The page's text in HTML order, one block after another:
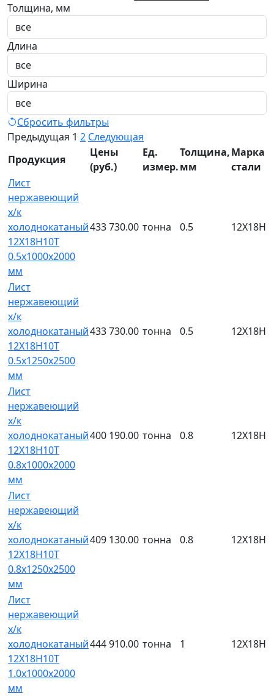
Толщина, мм
Длина
Ширина
Сбросить фильтры
Предыдущая 1 2 Следующая
Продукция
Цены
(руб.)
Ед.
измер.
Толщина,
мм
Марка
стали
Лист
нержавеющий
х/к
холоднокатаный
12Х18Н10Т
0.5х1000х2000
мм
433 730.00 тонна 0.5
Лист
нержавеющий
х/к
холоднокатаный
12Х18Н10Т
0.5х1250х2500
мм
433 730.00 тонна 0.5
Лист
нержавеющий
х/к
холоднокатаный
12Х18Н10Т
0.8х1000х2000
мм
400 190.00 тонна 0.8
Лист
нержавеющий
х/к
холоднокатаный
12Х18Н10Т
0.8х1250х2500
мм
409 130.00 тонна 0.8
Лист
нержавеющий
х/к
холоднокатаный
12Х18Н10Т
1.0х1000х2000
мм
444 910.00 тонна 1